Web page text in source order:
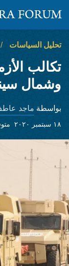
معهد واشنطن
تحليل السياسات
تكالب
وشمال
بواسطة ماجد
١٨ سبتمبر ٢٠٢٠